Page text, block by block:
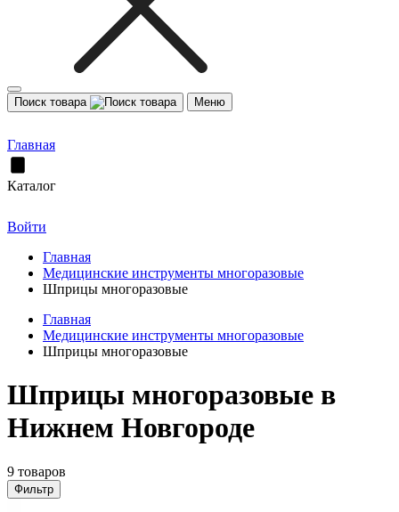
Поиск товара Меню
Главная
Каталог
Войти
Главная
Медицинские инструменты многоразовые
Шприцы многоразовые
Главная
Медицинские инструменты многоразовые
Шприцы многоразовые
Шприцы многоразовые в
Нижнем Новгороде
9 товаров
Фильтр